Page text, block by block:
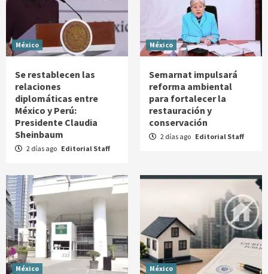
México
Se restablecen las
relaciones
diplomáticas entre
México y Perú:
Presidente Claudia
Sheinbaum
2 días ago Editorial Staff
México
Semarnat impulsará
reforma ambiental
para fortalecer la
restauración y
conservación
2 días ago Editorial Staff
México México